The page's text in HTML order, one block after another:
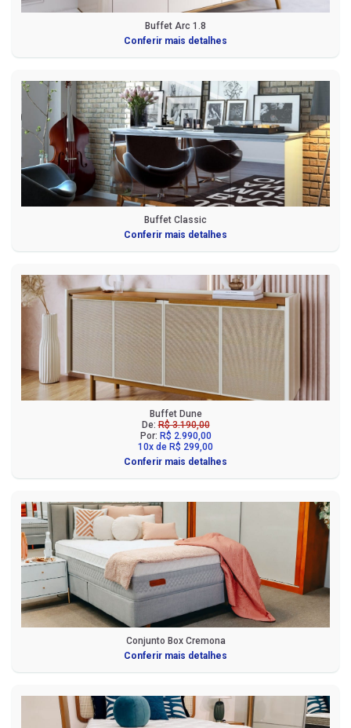
Buffet Arc 1.8
Conferir mais detalhes
Buffet Classic
Conferir mais detalhes
Buffet Dune
De:R$ 3.190,00
Por: R$ 2.990,00
10x de R$ 299,00
Conferir mais detalhes
Conjunto Box Cremona
Conferir mais detalhes